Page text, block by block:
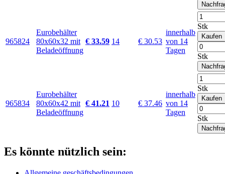
965824
Eurobehälter
80x60x32 mit
Beladeöffnung
€ 33.59 14 € 30.53
innerhalb
von 14
Tagen
Stk
Kaufen
Stk
965834
Eurobehälter
80x60x42 mit
Beladeöffnung
€ 41.21 10 € 37.46
innerhalb
von 14
Tagen
Stk
Kaufen
Stk
Es könnte nützlich sein: